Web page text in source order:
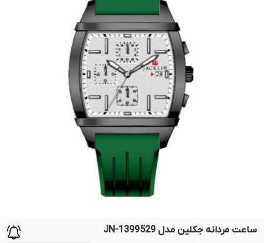
ساعت مردانه جکلین مدل JN-1399529